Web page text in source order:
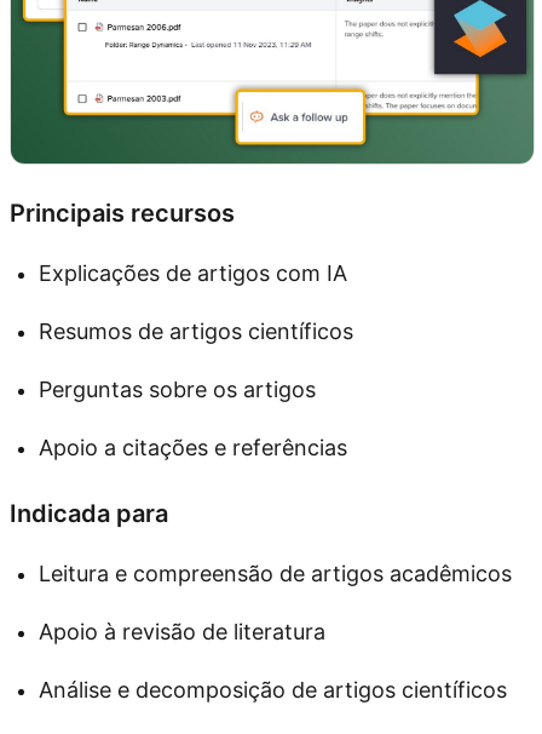
Principais recursos
Explicações de artigos com IA
Resumos de artigos científicos
Perguntas sobre os artigos
Apoio a citações e referências
Indicada para
Leitura e compreensão de artigos acadêmicos
Apoio à revisão de literatura
Análise e decomposição de artigos científicos